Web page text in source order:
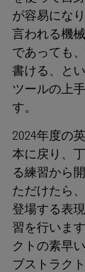
が容易にな
言われる機
であっても
書ける、と
ツールの上
す。
2024年度の
本に戻り、
る練習から
ただけたら
登場する表
習を行いま
クトの素早
ブストラク